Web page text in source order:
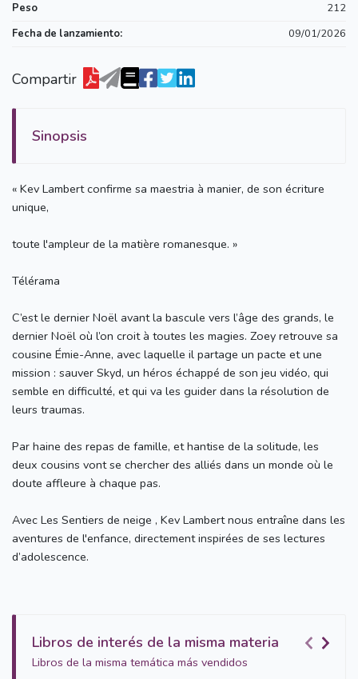
Peso
212
Fecha de lanzamiento:
09/01/2026
Compartir
Sinopsis
« Kev Lambert confirme sa maestria à manier, de son écriture
unique,
toute l'ampleur de la matière romanesque. »
Télérama
C’est le dernier Noël avant la bascule vers l’âge des grands, le
dernier Noël où l’on croit à toutes les magies. Zoey retrouve sa
cousine Émie-Anne, avec laquelle il partage un pacte et une
mission : sauver Skyd, un héros échappé de son jeu vidéo, qui
semble en difficulté, et qui va les guider dans la résolution de
leurs traumas.
Par haine des repas de famille, et hantise de la solitude, les
deux cousins vont se chercher des alliés dans un monde où le
doute affleure à chaque pas.
Avec Les Sentiers de neige , Kev Lambert nous entraîne dans les
aventures de l'enfance, directement inspirées de ses lectures
d’adolescence.
Libros de interés de la misma materia
Libros de la misma temática más vendidos